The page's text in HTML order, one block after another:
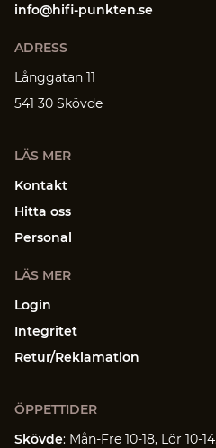
info@hifi-punkten.se
ADRESS
Långgatan 11
541 30 Skövde
LÄS MER
Kontakt
Hitta oss
Personal
LÄS MER
Login
Integritet
Retur/Reklamation
ÖPPETTIDER
Skövde: Mån-Fre 10-18, Lör 10-14.